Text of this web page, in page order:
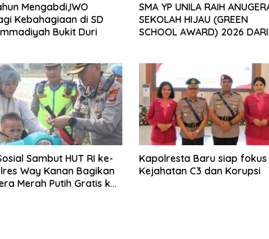
Mengabdi,IWO
Kebahagiaan di SD
Bukit Duri
SMA YP UNILA RAIH ANUGERAH
SEKOLAH HIJAU (GREEN
SCHOOL AWARD) 2026 DARI
Sambut HUT RI ke-
Way Kanan Bagikan
Merah Putih Gratis ke
Kapolresta Baru siap fokus
Kejahatan C3 dan Korupsi